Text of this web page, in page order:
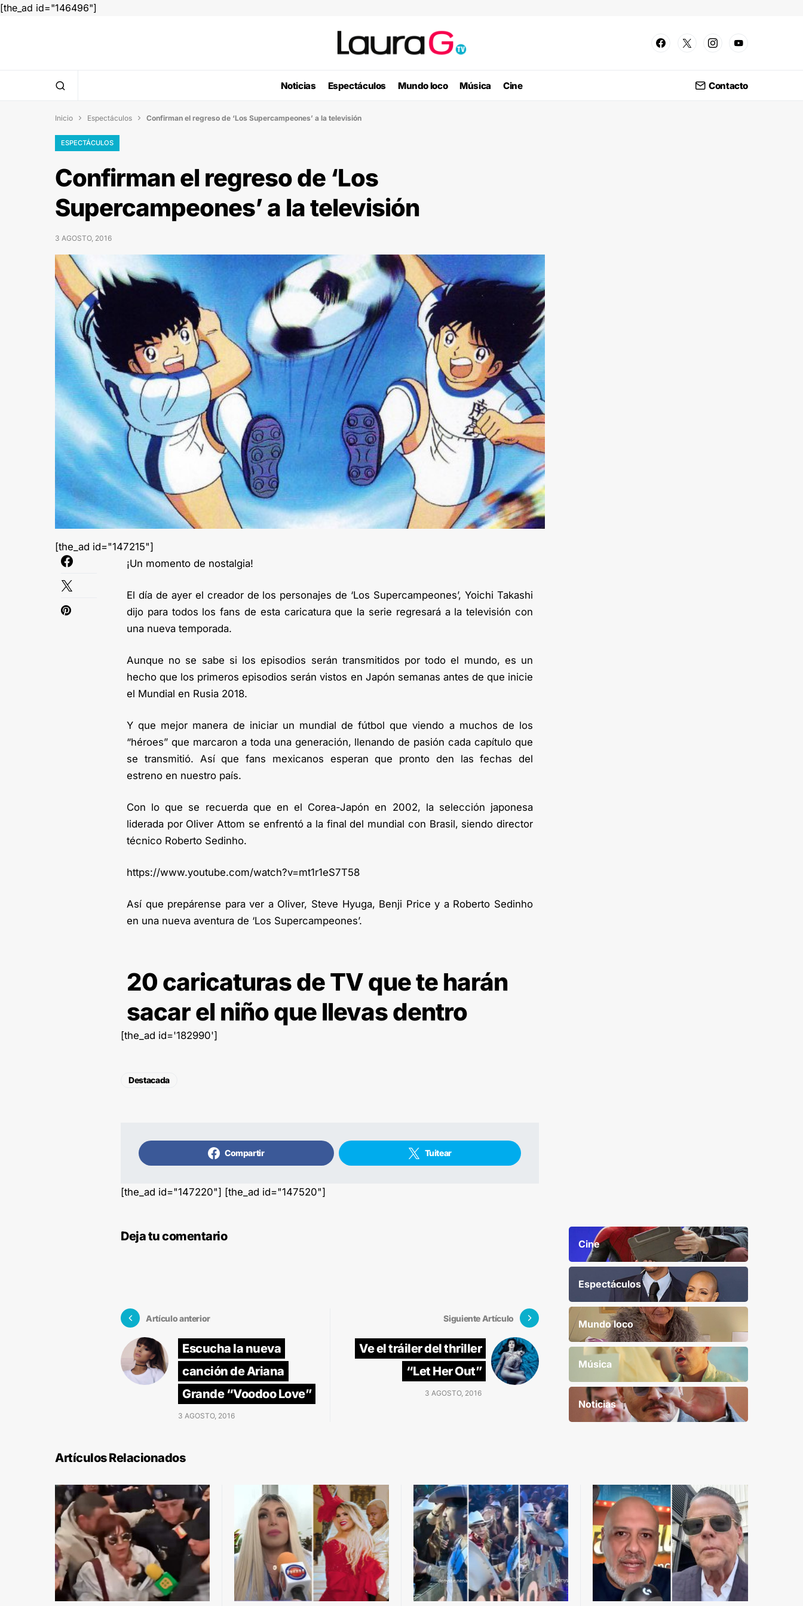
[the_ad id="146496"]
Noticias Espectáculos Mundo loco Música Cine Contacto
Inicio  Espectáculos  Confirman el regreso de ‘Los Supercampeones’ a la televisión
ESPECTÁCULOS
Confirman el regreso de ‘Los
Supercampeones’ a la televisión
3 AGOSTO, 2016
[the_ad id="147215"]
¡Un momento de nostalgia!
El día de ayer el creador de los personajes de ‘Los Supercampeones’, Yoichi Takashi
dijo para todos los fans de esta caricatura que la serie regresará a la televisión con
una nueva temporada.
Aunque no se sabe si los episodios serán transmitidos por todo el mundo, es un
hecho que los primeros episodios serán vistos en Japón semanas antes de que inicie
el Mundial en Rusia 2018.
Y que mejor manera de iniciar un mundial de fútbol que viendo a muchos de los
“héroes” que marcaron a toda una generación, llenando de pasión cada capítulo que
se transmitió. Así que fans mexicanos esperan que pronto den las fechas del
estreno en nuestro país.
Con lo que se recuerda que en el Corea-Japón en 2002, la selección japonesa
liderada por Oliver Attom se enfrentó a la final del mundial con Brasil, siendo director
técnico Roberto Sedinho.
https://www.youtube.com/watch?v=mt1r1eS7T58
Así que prepárense para ver a Oliver, Steve Hyuga, Benji Price y a Roberto Sedinho
en una nueva aventura de ‘Los Supercampeones’.
20 caricaturas de TV que te harán
sacar el niño que llevas dentro
[the_ad id='182990']
Destacada
Compartir Tuitear
[the_ad id="147220"] [the_ad id="147520"]
Deja tu comentario
Artículo anterior
Escucha la nueva
canción de Ariana
Grande “Voodoo Love”
3 AGOSTO, 2016
Siguiente Artículo
Ve el tráiler del thriller
“Let Her Out”
3 AGOSTO, 2016
Cine
Espectáculos
Mundo loco
Música
Noticias
Artículos Relacionados